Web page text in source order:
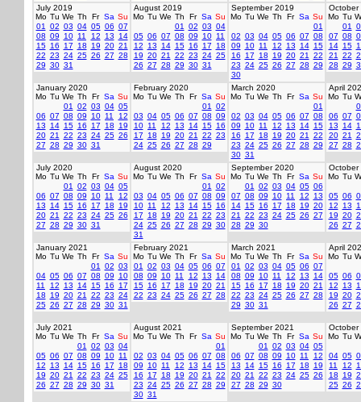
July 2019
Mo Tu We Th Fr Sa Su
01
02 03 04 05 06 07
08 09 10 11 12 13
14
15 16 17 18 19 20 21
22 23 24 25 26 27 28
29 30 31
August 2019
Mo Tu We Th Fr Sa Su
01
02 03 04
05 06 07 08 09 10 11
12
13 14 15 16 17
18
19 20 21 22 23 24 25
26 27 28 29 30 31
September 2019
Mo Tu We Th Fr Sa Su
01
02 03 04 05 06 07 08
09
10 11 12 13 14 15
16
17 18 19 20 21
22
23 24 25 26 27 28 29
30
October
Mo Tu
01
07 08
14 15
21
22
28 29
January 2020
Mo Tu We Th Fr Sa Su
01
02 03 04 05
06 07 08 09 10 11
12
13
14 15 16 17 18
19
20 21 22 23 24 25 26
27 28 29 30 31
February 2020
Mo Tu We Th Fr Sa Su
01
02
03 04 05 06 07 08 09
10 11 12 13 14 15 16
17
18 19 20 21 22 23
24 25 26 27 28 29
March 2020
Mo Tu We Th Fr Sa Su
01
02 03 04 05 06 07 08
09
10 11 12 13 14 15
16
17 18 19 20 21
22
23 24 25 26 27 28 29
30 31
April
Mo Tu
06 07
13
14
20 21
27 28
July 2020
Mo Tu We Th Fr Sa Su
01
02 03 04 05
06 07 08 09 10 11
12
13
14 15 16 17 18
19
20 21 22 23 24 25 26
27 28 29 30 31
August 2020
Mo Tu We Th Fr Sa Su
01
02
03 04 05 06 07 08 09
10 11 12 13 14 15 16
17
18 19 20 21 22 23
24 25 26 27 28 29 30
31
September 2020
Mo Tu We Th Fr Sa Su
01
02 03 04 05 06
07 08 09 10 11 12
13
14 15 16 17 18 19 20
21
22 23 24 25 26 27
28 29 30
October
Mo Tu
05 06
12
13
19 20
26 27
January 2021
Mo Tu We Th Fr Sa Su
01
02 03
04 05 06 07 08 09
10
11
12 13 14 15 16
17
18
19 20 21 22 23 24
25 26 27 28 29 30 31
February 2021
Mo Tu We Th Fr Sa Su
01
02 03 04 05 06 07
08 09 10 11 12 13
14
15 16 17 18 19 20 21
22 23 24 25 26 27 28
March 2021
Mo Tu We Th Fr Sa Su
01
02 03 04 05 06 07
08 09 10 11 12 13
14
15 16 17 18 19 20 21
22 23 24 25 26 27 28
29 30 31
April
Mo Tu
05 06
12
13
19 20
26 27
July 2021
Mo Tu We Th Fr Sa Su
01
02 03 04
05 06 07 08 09 10 11
12
13 14 15 16 17
18
19 20 21 22 23 24 25
26 27 28 29 30 31
August 2021
Mo Tu We Th Fr Sa Su
01
02 03 04 05 06 07 08
09
10 11 12 13 14 15
16
17 18 19 20 21
22
23 24 25 26 27 28 29
30 31
September 2021
Mo Tu We Th Fr Sa Su
01
02 03 04 05
06 07 08 09 10 11
12
13
14 15 16 17 18
19
20 21 22 23 24 25 26
27 28 29 30
October
Mo Tu
04 05
11
12
18
19
25 26